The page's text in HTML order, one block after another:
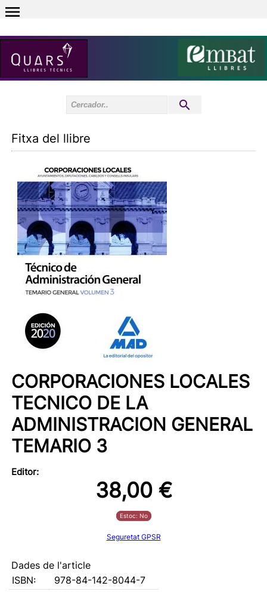
Inici sessió 0
Fitxa del llibre
CORPORACIONES LOCALES
TECNICO DE LA
ADMINISTRACION GENERAL
TEMARIO 3
Editor:
38,00 €
Estoc: No
Seguretat GPSR
Dades de l'article
ISBN:
978-84-142-8044-7